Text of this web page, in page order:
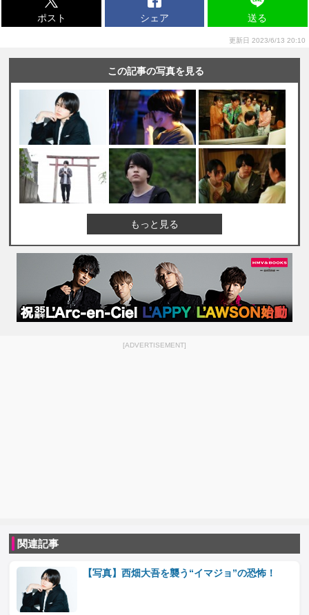
ポスト シェア 送る
更新日 2023/6/13 20:10
この記事の写真を見る
もっと見る
[ADVERTISEMENT]
関連記事
【写真】西畑大吾を襲う“イマジョ”の恐怖！